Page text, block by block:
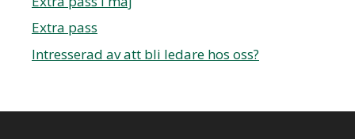
Extra pass
Intresserad av att bli ledare hos oss?